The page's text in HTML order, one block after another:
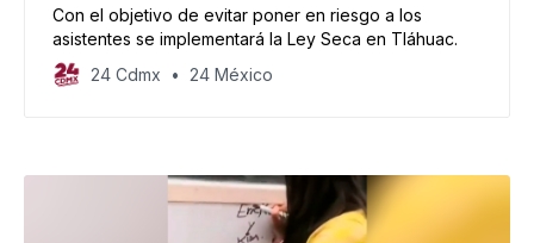
Con el objetivo de evitar poner en riesgo a los
asistentes se implementará la Ley Seca en Tláhuac.
24 Cdmx
24 México